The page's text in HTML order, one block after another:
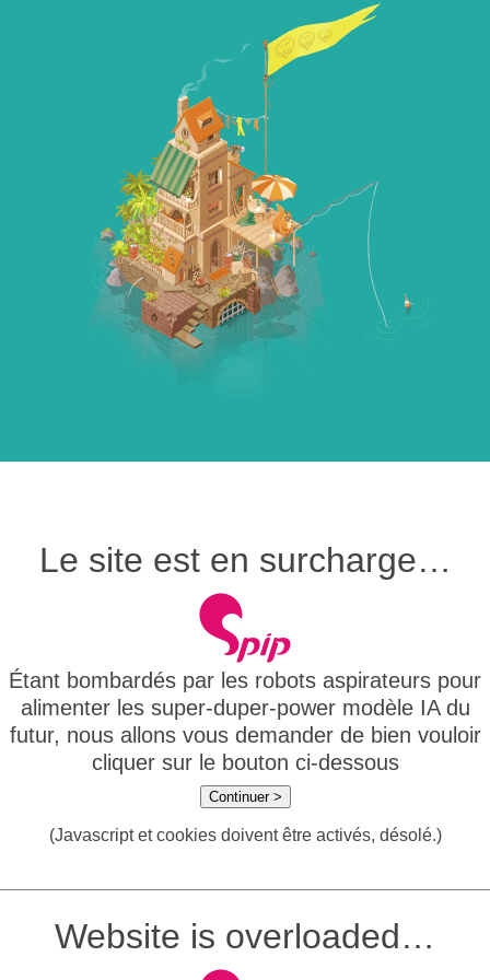
Le site est en surcharge…
Étant bombardés par les robots aspirateurs pour
alimenter les super-duper-power modèle IA du
futur, nous allons vous demander de bien vouloir
cliquer sur le bouton ci-dessous
Continuer >
(Javascript et cookies doivent être activés, désolé.)
Website is overloaded…